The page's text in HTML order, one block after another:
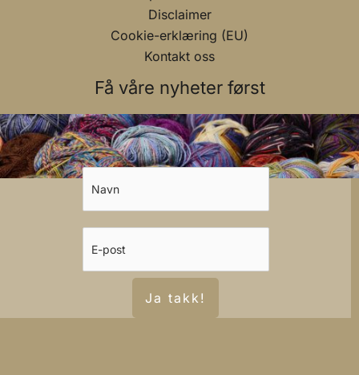
Disclaimer
Cookie-erklæring (EU)
Kontakt oss
Få våre nyheter først
Ja takk!